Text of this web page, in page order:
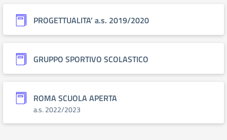
PROGETTUALITA’ a.s. 2019/2020
GRUPPO SPORTIVO SCOLASTICO
ROMA SCUOLA APERTA
a.s. 2022/2023